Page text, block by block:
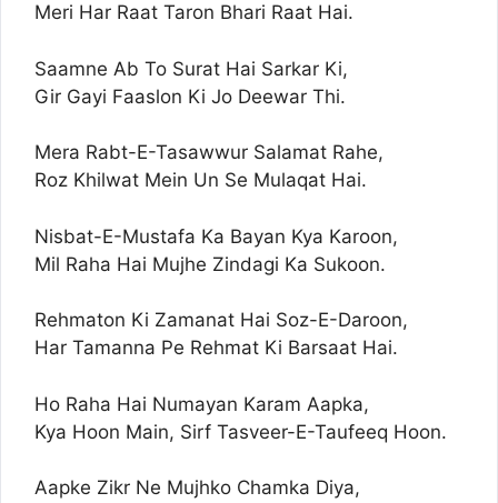
Meri Har Raat Taron Bhari Raat Hai.
Saamne Ab To Surat Hai Sarkar Ki,
Gir Gayi Faaslon Ki Jo Deewar Thi.
Mera Rabt-E-Tasawwur Salamat Rahe,
Roz Khilwat Mein Un Se Mulaqat Hai.
Nisbat-E-Mustafa Ka Bayan Kya Karoon,
Mil Raha Hai Mujhe Zindagi Ka Sukoon.
Rehmaton Ki Zamanat Hai Soz-E-Daroon,
Har Tamanna Pe Rehmat Ki Barsaat Hai.
Ho Raha Hai Numayan Karam Aapka,
Kya Hoon Main, Sirf Tasveer-E-Taufeeq Hoon.
Aapke Zikr Ne Mujhko Chamka Diya,